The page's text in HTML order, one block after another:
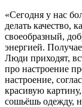
«Сегодня у нас
делать качество,
своеобразный,
энергией.
Люди приходят,
про настроение
настроение,
красивую
сошьёшь одежду,